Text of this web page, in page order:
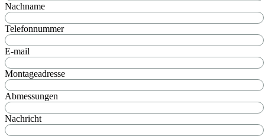
Nachname
Telefonnummer
E-mail
Montageadresse
Abmessungen
Nachricht